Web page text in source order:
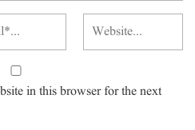
in this browser for the next